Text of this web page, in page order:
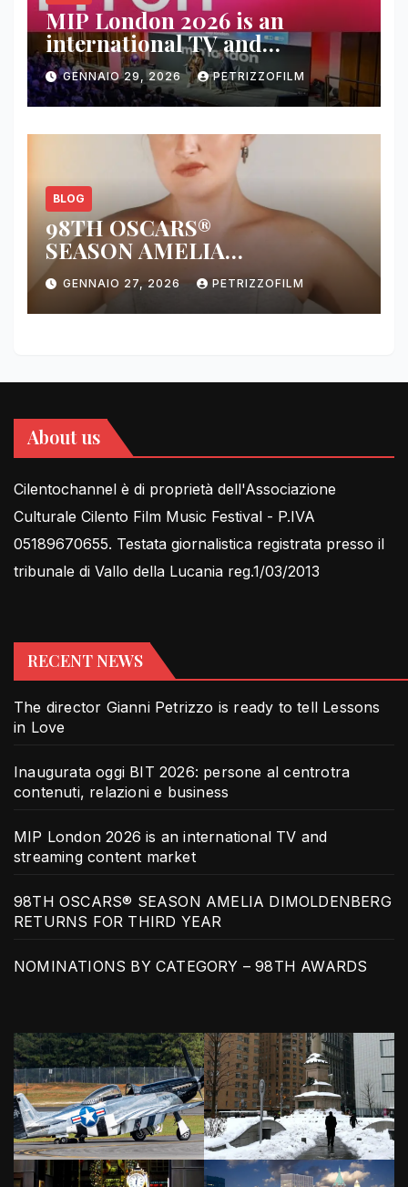
MIP London 2026 is an
international TV and
streaming content market
GENNAIO 29, 2026 PETRIZZOFILM
BLOG
98TH OSCARS®
SEASON AMELIA
DIMOLDENBERG RETURNS
FOR THIRD YEAR
GENNAIO 27, 2026 PETRIZZOFILM
About us
Cilentochannel è di proprietà dell'Associazione
Culturale Cilento Film Music Festival - P.IVA
05189670655. Testata giornalistica registrata presso il
tribunale di Vallo della Lucania reg.1/03/2013
RECENT NEWS
The director Gianni Petrizzo is ready to tell Lessons
in Love
Inaugurata oggi BIT 2026: persone al centrotra
contenuti, relazioni e business
MIP London 2026 is an international TV and
streaming content market
98TH OSCARS® SEASON AMELIA DIMOLDENBERG
RETURNS FOR THIRD YEAR
NOMINATIONS BY CATEGORY – 98TH AWARDS